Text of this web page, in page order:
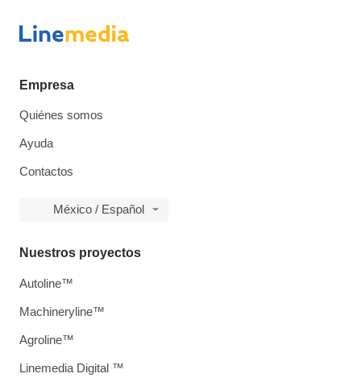
Empresa
Quiénes somos
Ayuda
Contactos
México / Español
Nuestros proyectos
Autoline™
Machineryline™
Agroline™
Linemedia Digital ™